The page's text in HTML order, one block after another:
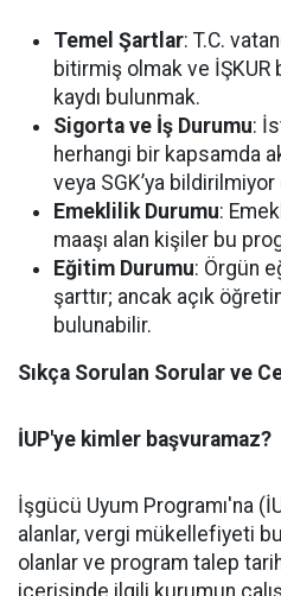
Temel Şartlar: T.C.
bitirmiş olmak ve İŞKUR
kaydı bulunmak.
Sigorta ve İş Durumu:
herhangi bir kapsamda
veya SGK’ya
Emeklilik Durumu:
maaşı alan kişiler bu
Eğitim Durumu: Örgün
şarttır; ancak açık
bulunabilir.
Sıkça Sorulan Sorular ve
İUP'ye kimler başvuramaz?
İşgücü Uyum Programı'na
alanlar, vergi mükellefiyeti
olanlar ve program talep
içerisinde ilgili kurumun